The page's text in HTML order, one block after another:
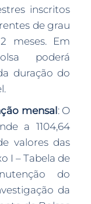
inscritos
de grau
meses. Em
poderá
duração do
mensal : O
a 1104,64
valores das
I – Tabela de
do
da